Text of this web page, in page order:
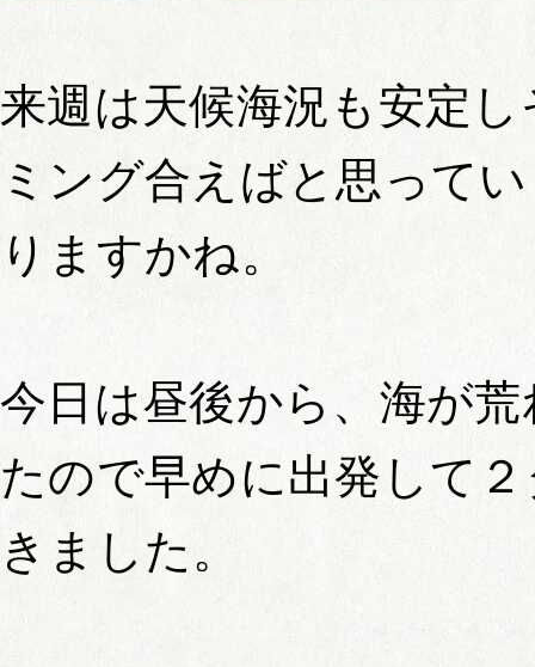
来週は天候海況も安定
ミング合えばと思って
りますかね。
今日は昼後から、海が
たので早めに出発して
きました。